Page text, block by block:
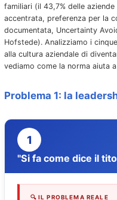
familiari (il 43,7% delle
accentrata, preferenza per la
documentata, Uncertainty
Hofstede). Analizziamo i
alla cultura aziendale di
vediamo come la norma aiuta
Problema 1: la
1
"Si fa come dice il
🔍 IL PROBLEMA REALE